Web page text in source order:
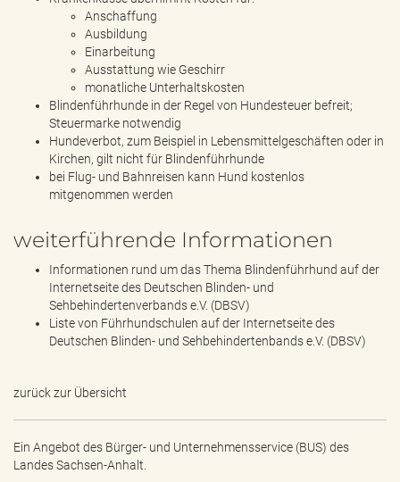
Anschaffung
Ausbildung
Einarbeitung
Ausstattung wie Geschirr
monatliche Unterhaltskosten
Blindenführhunde in der Regel von Hundesteuer befreit;
Steuermarke notwendig
Hundeverbot, zum Beispiel in Lebensmittelgeschäften oder in
Kirchen, gilt nicht für Blindenführhunde
bei Flug- und Bahnreisen kann Hund kostenlos
mitgenommen werden
weiterführende Informationen
Informationen rund um das Thema Blindenführhund auf der
Internetseite des Deutschen Blinden- und
Sehbehindertenverbands e.V. (DBSV)
Liste von Führhundschulen auf der Internetseite des
Deutschen Blinden- und Sehbehindertenbands e.V. (DBSV)
zurück zur Übersicht
Ein Angebot des Bürger- und Unternehmensservice (BUS) des
Landes Sachsen-Anhalt.